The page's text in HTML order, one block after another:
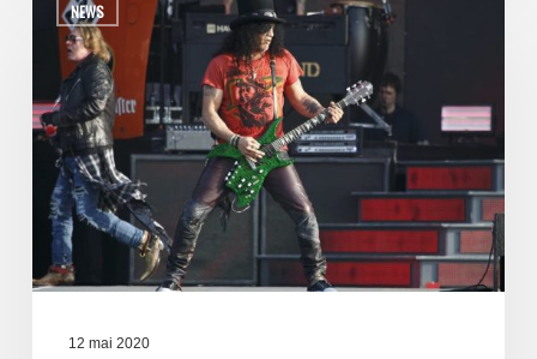
NEWS
12 mai 2020